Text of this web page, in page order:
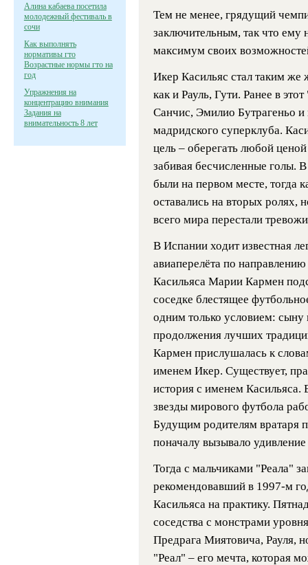
Алина кабаева посетила
молодежный фестиваль в
сочи
Как выполнять
нормативы гто
Возрастные нормы гто на
год
Упражнения на
концентрацию внимания
Задания на
внимательность 8 лет
Тем не менее, грядущий
заключительным, так что ему
максимум своих
Икер Касильяс стал таким
как и Рауль, Гути. Ранее в
Санчис, Эмилио Бутрагеньо
мадридского суперклуба.
цель – оберегать любой
забивая бесчисленные голы.
были на первом месте, тогда
оставались на вторых ролях,
всего мира перестали
В Испании ходит известная
авиаперелёта по
Касильяса Марии Кармен
соседке блестящее
одним только условием: сыну
продолжения лучших
Кармен прислушалась к
именем Икер. Существует,
история с именем
звезды мирового футбола
Будущим родителям вратаря
поначалу вызывало
Тогда с мальчиками "Реала"
рекомендовавший в 1997-м
Касильяса на практику.
соседства с монстрами
Предрага Миятовича, Рауля,
"Реал" – его мечта, которая